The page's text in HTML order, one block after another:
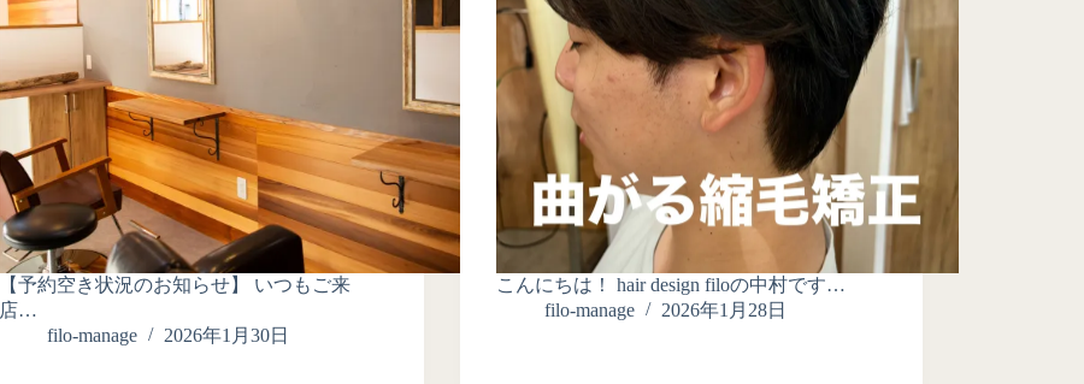
【予約空き状況のお知らせ】 いつもご来
店…
filo-manage
2026年1月30日
こんにちは！ hair design filoの中村です…
filo-manage
2026年1月28日